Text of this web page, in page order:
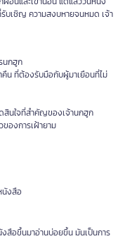
บเชิญ ความสงบหายจนหมด เจ้า
นกฮูก
คืน ที่ต้องรับมือกับผู้มาเยือนที่ไม่
สินใจที่สำคัญของเจ้านกฮูก
องการเฝ้ายาม
นังสือ
สือขึ้นมาอ่านบ่อยขึ้น มันเป็นการ